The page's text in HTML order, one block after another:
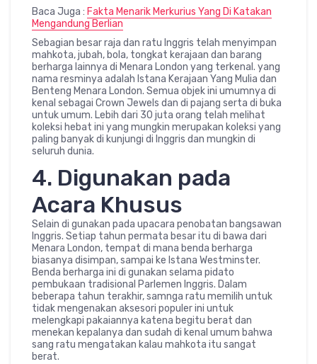
Baca Juga : Fakta Menarik Merkurius Yang Di Katakan
Mengandung Berlian
Sebagian besar raja dan ratu Inggris telah menyimpan
mahkota, jubah, bola, tongkat kerajaan dan barang
berharga lainnya di Menara London yang terkenal. yang
nama resminya adalah Istana Kerajaan Yang Mulia dan
Benteng Menara London. Semua objek ini umumnya di
kenal sebagai Crown Jewels dan di pajang serta di buka
untuk umum. Lebih dari 30 juta orang telah melihat
koleksi hebat ini yang mungkin merupakan koleksi yang
paling banyak di kunjungi di Inggris dan mungkin di
seluruh dunia.
4. Digunakan pada
Acara Khusus
Selain di gunakan pada upacara penobatan bangsawan
Inggris. Setiap tahun permata besar itu di bawa dari
Menara London, tempat di mana benda berharga
biasanya disimpan, sampai ke Istana Westminster.
Benda berharga ini di gunakan selama pidato
pembukaan tradisional Parlemen Inggris. Dalam
beberapa tahun terakhir, samnga ratu memilih untuk
tidak mengenakan aksesori populer ini untuk
melengkapi pakaiannya katena begitu berat dan
menekan kepalanya dan sudah di kenal umum bahwa
sang ratu mengatakan kalau mahkota itu sangat
berat.